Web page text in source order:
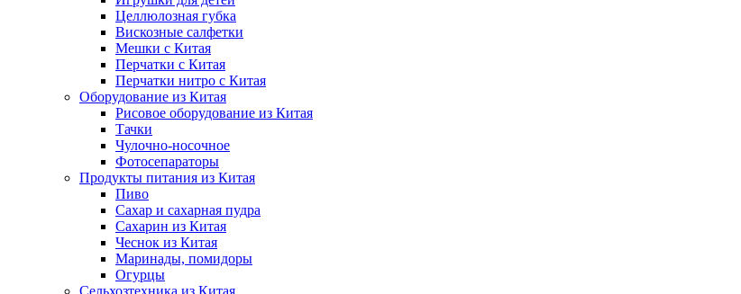
Целлюлозная губка
Вискозные салфетки
Мешки с Китая
Перчатки с Китая
Перчатки нитро с Китая
Оборудование из Китая
Рисовое оборудование из Китая
Тачки
Чулочно-носочное
Фотосепараторы
Продукты питания из Китая
Пиво
Сахар и сахарная пудра
Сахарин из Китая
Чеснок из Китая
Маринады, помидоры
Огурцы
Сельхозтехника из Китая